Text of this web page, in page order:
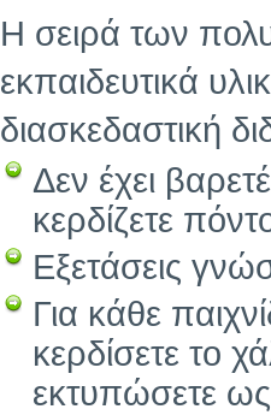
Η σειρά των
εκπαιδευτικά
διασκεδαστική
Δεν έχει
κερδίζετε
Εξετάσεις
Για κάθε
κερδίσετε το
εκτυπώσετε